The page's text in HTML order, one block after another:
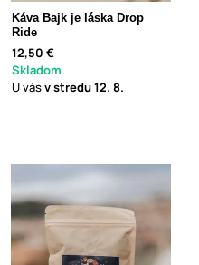
Káva Bajk je láska Drop
Ride
12,50 €
Skladom
U vásv stredu12. 8.